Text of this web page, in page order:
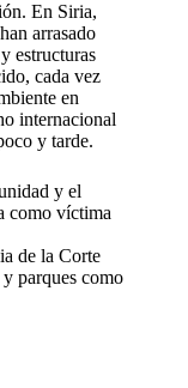
En Siria,
arrasado
estructuras
cada vez
en
internacional
y tarde.
y el
como víctima
de la Corte
parques como